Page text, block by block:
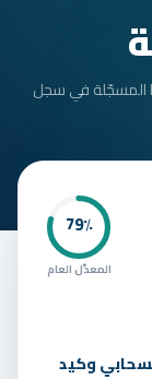
المسجّلة في سجل
79٪
المعدّل العام
وكيد